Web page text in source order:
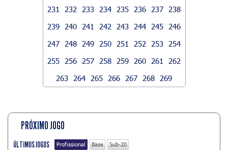
231
232 233 234 235 236 237
238
239
240 241 242 243 244 245
246
247
248 249 250 251 252 253
254
255
256 257 258 259 260 261
262
263
264 265 266 267 268 269
PRÓXIMO JOGO
ÚLTIMOS JOGOS Profissional Base Sub-20